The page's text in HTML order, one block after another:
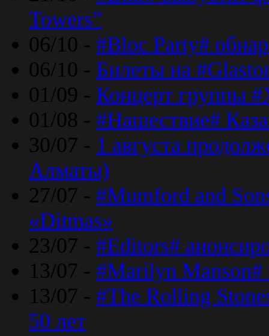
Towers”
06/10 - #Bloc Party#
06/10 - Билеты на
01/09 - Концерт группы
01/08 - #Нашествие#
30/07 - 1 августа
Алматы)
27/07 - #Mumford and
«Ditmas»
23/07 - #Editors#
13/07 - #Marilyn Manson#
13/07 - #The Rolling
50 лет